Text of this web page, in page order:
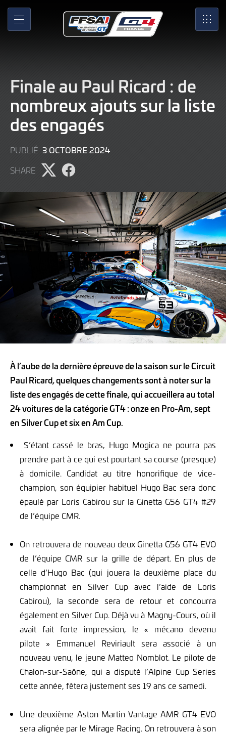
Skip
Main
MENU SRO
Finale au Paul Ricard : de
nombreux ajouts sur la liste
des engagés
PUBLIÉ 3 OCTOBRE 20243
SHARE
Partager
sur
X
Partager
sur
Facebook
À l’aube de la dernière épreuve de la saison sur le Circuit
Paul Ricard, quelques changements sont à noter sur la
liste des engagés de cette finale, qui accueillera au total
24 voitures de la catégorie GT4 : onze en Pro-Am, sept
en Silver Cup et six en Am Cup.
S’étant cassé le bras, Hugo Mogica ne pourra pas
prendre part à ce qui est pourtant sa course (presque)
à domicile. Candidat au titre honorifique de vice-
champion, son équipier habituel Hugo Bac sera donc
épaulé par Loris Cabirou sur la Ginetta G56 GT4 #29
de l’équipe CMR.
On retrouvera de nouveau deux Ginetta G56 GT4 EVO
de l’équipe CMR sur la grille de départ. En plus de
celle d’Hugo Bac (qui jouera la deuxième place du
championnat en Silver Cup avec l’aide de Loris
Cabirou), la seconde sera de retour et concourra
également en Silver Cup. Déjà vu à Magny-Cours, où il
avait fait forte impression, le « mécano devenu
pilote » Emmanuel Reviriault sera associé à un
nouveau venu, le jeune Matteo Nomblot. Le pilote de
Chalon-sur-Saône, qui a disputé l’Alpine Cup Series
cette année, fêtera justement ses 19 ans ce samedi.
Une deuxième Aston Martin Vantage AMR GT4 EVO
sera alignée par le Mirage Racing. On retrouvera à son